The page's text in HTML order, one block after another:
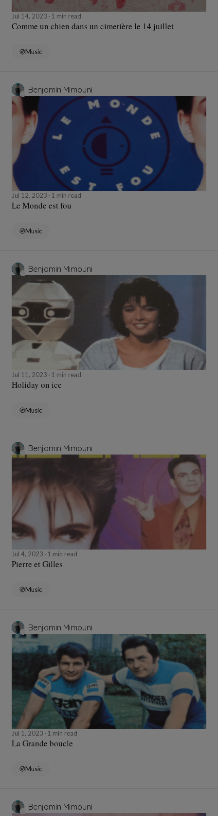
Jul 14, 2023 1 min read
Comme un chien dans un cimetière le 14 juillet
Music
Benjamin Mimouni
Jul 12, 2023 1 min read
Le Monde est fou
Music
Benjamin Mimouni
Jul 11, 2023 1 min read
Holiday on ice
Music
Benjamin Mimouni
Jul 4, 2023 1 min read
Pierre et Gilles
Music
Benjamin Mimouni
Jul 1, 2023 1 min read
La Grande boucle
Music
Benjamin Mimouni